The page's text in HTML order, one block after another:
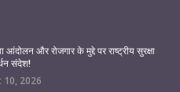
आंदोलन और रोजगार के मुद्दे पर राष्ट्रीय सुरक्षा
संदेश!
2026